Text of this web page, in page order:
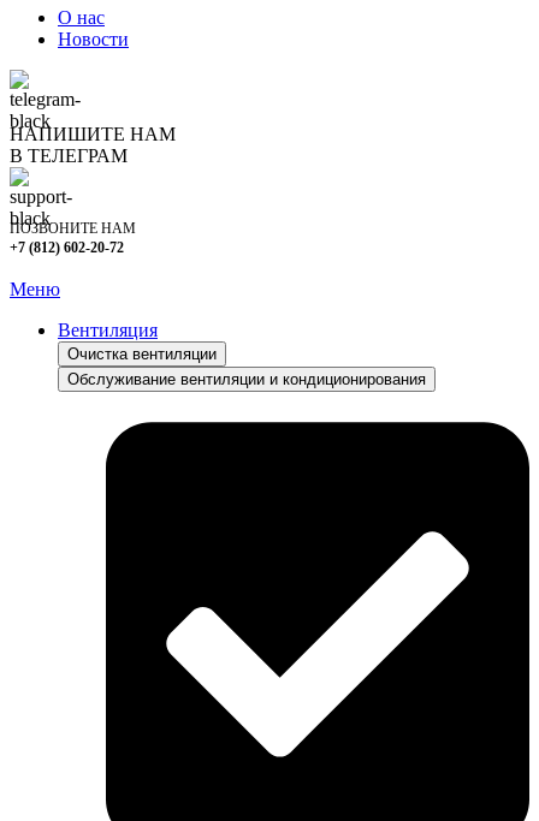
О нас
Новости
НАПИШИТЕ НАМ
В ТЕЛЕГРАМ
ПОЗВОНИТЕ НАМ
+7 (812) 602-20-72
Меню
Вентиляция
Очистка вентиляции
Обслуживание вентиляции и кондиционирования